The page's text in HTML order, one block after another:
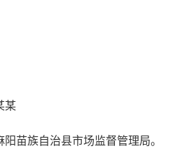
某
苗族自治县市场监督管理局。